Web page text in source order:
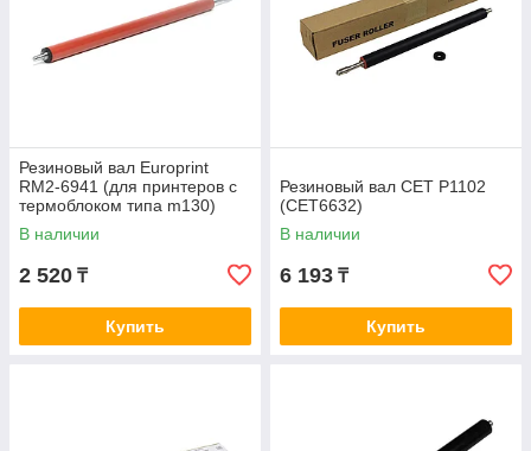
Резиновый вал Europrint
RM2-6941 (для принтеров с
термоблоком типа m130)
В наличии
2 520 ₸
Купить
Резиновый вал CET P1102
(CET6632)
В наличии
6 193 ₸
Купить